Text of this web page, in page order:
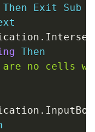
Then Exit
Sub
.
Then
are no cells
. InputBox